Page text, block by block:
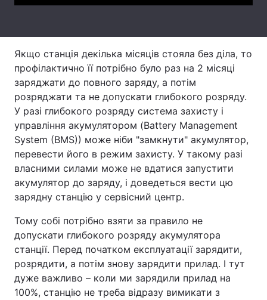
Якщо станція декілька місяців стояла без діла, то
профілактично її потрібно було раз на 2 місяці
заряджати до повного заряду, а потім
розряджати та не допускати глибокого розряду.
У разі глибокого розряду система захисту і
управління акумулятором (Battery Management
System (BMS)) може ніби "замкнути" акумулятор,
перевести його в режим захисту. У такому разі
власними силами може не вдатися запустити
акумулятор до заряду, і доведеться вести цю
зарядну станцію у сервісний центр.
Тому собі потрібно взяти за правило не
допускати глибокого розряду акумулятора
станції. Перед початком експлуатації зарядити,
розрядити, а потім знову зарядити прилад. І тут
дуже важливо – коли ми зарядили прилад на
100%, станцію не треба відразу вимикати з